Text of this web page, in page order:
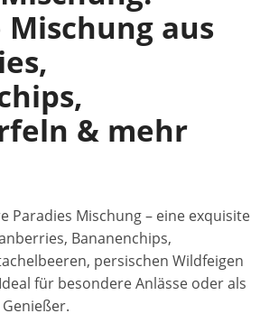
Mischung aus
& mehr
Paradies Mischung – eine exquisite
Bananenchips,
persischen Wildfeigen
für besondere Anlässe oder als